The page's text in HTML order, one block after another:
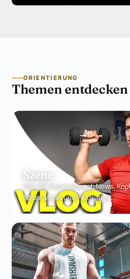
ORIENTIERUNG
Themen entdecken
Szene
Was die Szene bewegt: News,
Social Media und Wettkampf.